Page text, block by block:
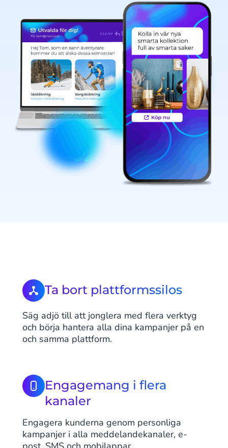
Ta bort plattformssilos
Säg adjö till att jonglera med flera verktyg
och börja hantera alla dina kampanjer på en
och samma plattform.
Engagemang i flera
kanaler
Engagera kunderna genom personliga
kampanjer i alla meddelandekanaler, e-